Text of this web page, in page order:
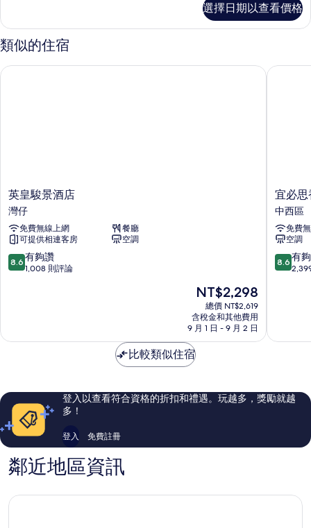
片
套
房
的
情
選擇日期以查看價格
類似的住宿
英
皇
駿
景
酒
店
灣
英皇駿景酒店
灣仔
免費無線上網
餐廳
可提供相連客房
空調
8.6
分，
夠
評
論
8.6 有夠讚
1,008 則評論
現
價
格
為
NT$2,298
NT$2,298
總價 NT$2,619
含稅金和其他費用
9 月 1 日 - 9 月 2 日
英皇駿景酒店
宜
必
思
香
港
中
上
區
宜必思
中西區
免費
空調
8.6
分，
夠
評
論
8.6 有
宜必思
比較類似住宿
登入以查看符合資格的折扣和禮遇。玩越多，獎勵就越
多！
登入 免費註冊
鄰近地區資訊